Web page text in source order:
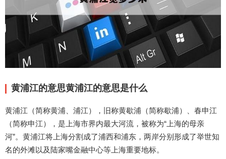
黄浦江的意思黄浦江的意思是什么
黄浦江（简称黄浦、浦江），旧称黄歇浦（简称歇浦）、春申江
（简称申江），是上海市界内最大河流，被称为“上海的母亲
河”。黄浦江将上海分割成了浦西和浦东，两岸分别形成了举世知
名的外滩以及陆家嘴金融中心等上海重要地标。